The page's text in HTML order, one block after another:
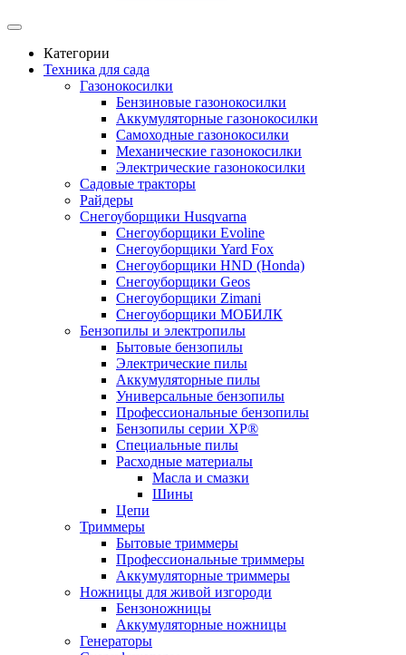
Категории
Техника для сада
Газонокосилки
Бензиновые газонокосилки
Аккумуляторные газонокосилки
Самоходные газонокосилки
Механические газонокосилки
Электрические газонокосилки
Садовые тракторы
Райдеры
Снегоуборщики Husqvarna
Снегоуборщики Evoline
Снегоуборщики Yard Fox
Снегоуборщики HND (Honda)
Снегоуборщики Geos
Снегоуборщики Zimani
Снегоуборщики МОБИЛК
Бензопилы и электропилы
Бытовые бензопилы
Электрические пилы
Аккумуляторные пилы
Универсальные бензопилы
Профессиональные бензопилы
Бензопилы серии XP®
Специальные пилы
Расходные материалы
Масла и смазки
Шины
Цепи
Триммеры
Бытовые триммеры
Профессиональные триммеры
Аккумуляторные триммеры
Ножницы для живой изгороди
Бензоножницы
Аккумуляторные ножницы
Генераторы